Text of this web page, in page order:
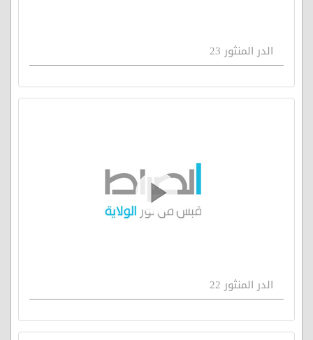
الدر المنثور 23
الدر المنثور 22